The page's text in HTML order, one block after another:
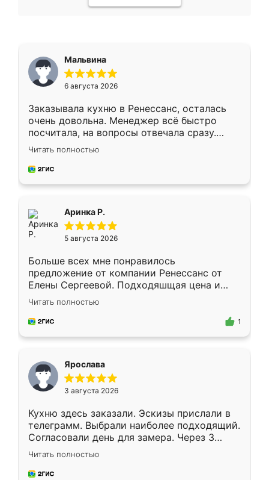
Мальвина
6 августа 2026
Заказывала кухню в Ренессанс, осталась
очень довольна. Менеджер всё быстро
посчитала, на вопросы отвечала сразу.
Замерщик приехал в субботу, подошёл к
делу со всей ответственностью. Собрали
за день, ребята работали аккуратно, даже
Читать полностью
Аринка Р.
5 августа 2026
Больше всех мне понравилось
предложение от компании Ренессанс от
Елены Сергеевой. Подходяшщая цена и
короткие сроки изготовления. Приехавший
для замера сотрудник Владислав
предложил по моему эскизу самый
Читать полностью
1
Ярослава
3 августа 2026
Кухню здесь заказали. Эскизы прислали в
телеграмм. Выбрали наиболее подходящий.
Согласовали день для замера. Через 3
недели кухня была уже готова. Остались
довольны работой. Спасибо Ренессанс
мебель за качественную работу!
Читать полностью